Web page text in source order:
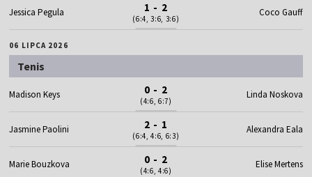
Jessica Pegula 1 - 2
(6:4, 3:6, 3:6)
Coco Gauff
06 LIPCA 2026
Tenis
Madison Keys 0 - 2
(4:6, 6:7)
Linda Noskova
Jasmine Paolini 2 - 1
(6:4, 4:6, 6:3)
Alexandra Eala
Marie Bouzkova 0 - 2
(4:6, 4:6)
Elise Mertens